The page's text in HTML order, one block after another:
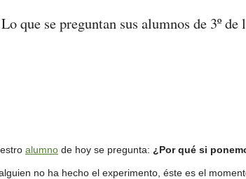
Lo que se preguntan sus alumnos de 3º
alumno de hoy se pregunta: ¿Por qué si
no ha hecho el experimento, éste es el